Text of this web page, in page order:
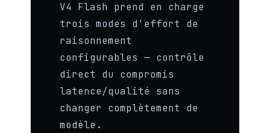
V4 Flash prend en charge
trois modes d'effort de
raisonnement
configurables — contrôle
direct du compromis
latence/qualité sans
changer complètement de
modèle.